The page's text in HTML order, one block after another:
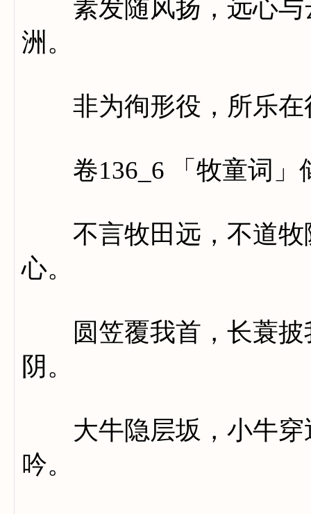
素发随风扬，远心与
洲。
非为徇形役，所乐在
卷136_6 「牧童词」
不言牧田远，不道牧
心。
圆笠覆我首，长蓑披
阴。
大牛隐层坂，小牛穿
吟。